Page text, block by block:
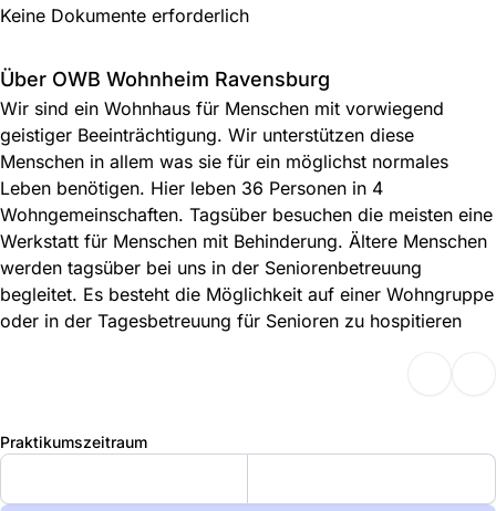
Keine Dokumente erforderlich
Über OWB Wohnheim Ravensburg
Wir sind ein Wohnhaus für Menschen mit vorwiegend
geistiger Beeinträchtigung. Wir unterstützen diese
Menschen in allem was sie für ein möglichst normales
Leben benötigen. Hier leben 36 Personen in 4
Wohngemeinschaften. Tagsüber besuchen die meisten eine
Werkstatt für Menschen mit Behinderung. Ältere Menschen
werden tagsüber bei uns in der Seniorenbetreuung
begleitet. Es besteht die Möglichkeit auf einer Wohngruppe
oder in der Tagesbetreuung für Senioren zu hospitieren
Praktikumszeitraum